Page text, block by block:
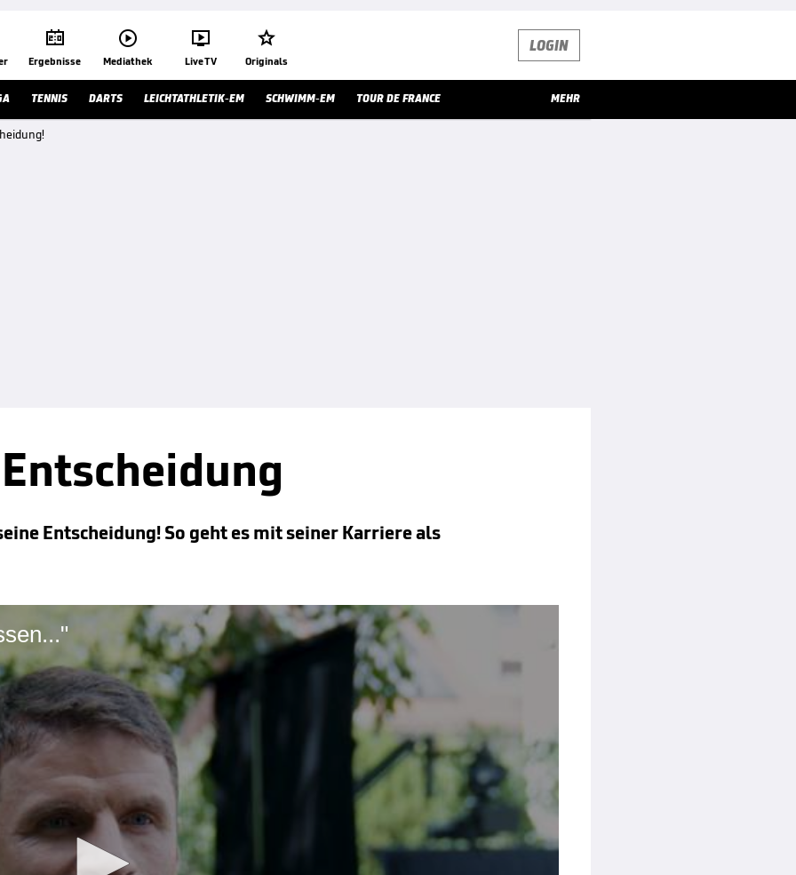

Ergebnisse

Mediathek

Live TV

Originals
LOGIN
TENNIS DARTS LEICHTATHLETIK-EM SCHWIMM-EM TOUR DE FRANCE MEHR
Entscheidung! So geht es mit seiner Karriere als